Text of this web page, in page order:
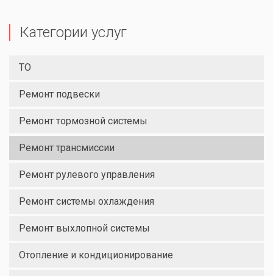
Категории услуг
ТО
Ремонт подвески
Ремонт тормозной системы
Ремонт трансмиссии
Ремонт рулевого управления
Ремонт системы охлаждения
Ремонт выхлопной системы
Отопление и кондиционирование